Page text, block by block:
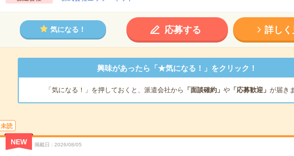
気になる！ 応募する 詳しく
興味があったら「★気になる！」をクリック！
「気になる！」を押しておくと、派遣会社から 「面談確約」 や「応募歓迎」 が届き
未読
NEW 掲載日 2026/08/05